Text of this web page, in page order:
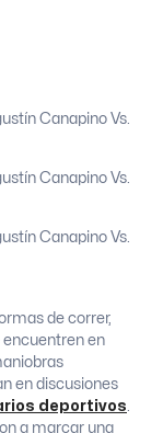
de correr,
encuentren en
en discusiones
deportivos
a marcar una